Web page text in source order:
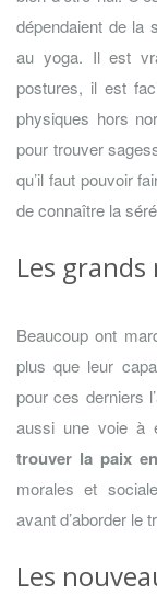
dépendaient de la
au yoga. Il est
postures, il est
physiques hors
pour trouver
qu’il faut pouvoir
de connaître la
Les grands
Beaucoup ont
plus que leur
pour ces derniers
aussi une voie à
trouver la paix
morales et
avant d’aborder le
Les